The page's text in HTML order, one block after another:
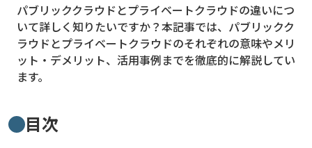
M2M
VPN
スマート〇〇
ドローン
パブリッククラウドとプライベートクラウドの違いにつ
いて詳しく知りたいですか？本記事では、パブリックク
ラウドとプライベートクラウドのそれぞれの意味やメリ
ット・デメリット、活用事例までを徹底的に解説してい
ます。
目次